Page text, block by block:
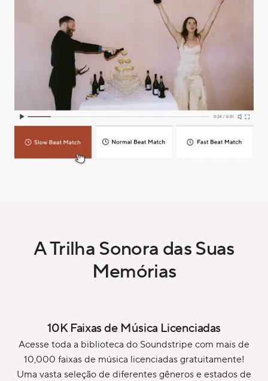
A Trilha Sonora das Suas
Memórias
10K Faixas de Música Licenciadas
Acesse toda a biblioteca do Soundstripe com mais de
10,000 faixas de música licenciadas gratuitamente!
Uma vasta seleção de diferentes gêneros e estados de